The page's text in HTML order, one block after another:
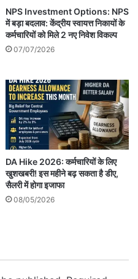
NPS Investment Options: NPS
में बड़ा बदलाव: केंद्रीय स्वायत्त निकायों के
कर्मचारियों को मिले 2 नए निवेश विकल्प
07/07/2026
DA Hike 2026: कर्मचारियों के लिए
खुशखबरी! इस महीने बढ़ सकता है डीए,
सैलरी में होगा इजाफा
08/05/2026